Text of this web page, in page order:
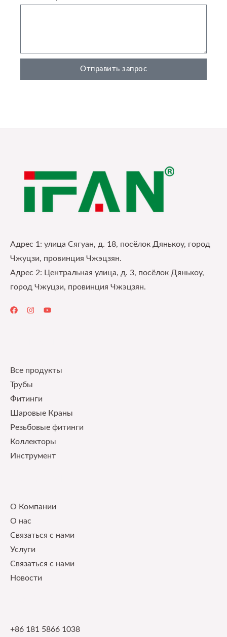
Отправить запрос
Адрес 1: улица Сягуан, д. 18, посёлок Дянькоу, город
Чжуцзи, провинция Чжэцзян.
Адрес 2: Центральная улица, д. 3, посёлок Дянькоу,
город Чжуцзи, провинция Чжэцзян.
Все продукты
Трубы
Фитинги
Шаровые Краны
Pезьбовые фитинги
Коллекторы
Инструмент
О Компании
О нас
Связаться с нами
Услуги
Связаться с нами
Новости
+86 181 5866 1038